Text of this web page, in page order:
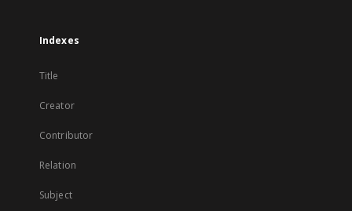
Indexes
Title
Creator
Contributor
Relation
Subject